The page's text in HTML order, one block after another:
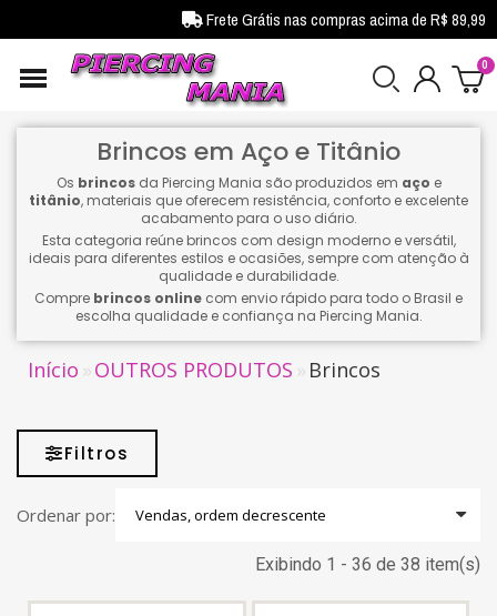
Frete Grátis nas compras acima de R$ 89,99
Brincos em Aço e Titânio
Os brincosda Piercing Mania são produzidos em aço e
titânio, materiais que oferecem resistência, conforto e excelente
acabamento para o uso diário.
Esta categoria reúne brincos com design moderno e versátil,
ideais para diferentes estilos e ocasiões, sempre com atenção à
qualidade e durabilidade.
Compre brincos online com envio rápido para todo o Brasil e
escolha qualidade e confiança na Piercing Mania.
Início OUTROS PRODUTOS Brincos
Filtros
Ordenar por:
Exibindo 1 - 36 de 38 item(s)